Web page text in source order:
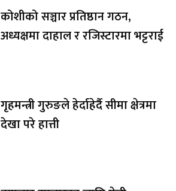
कोशीको सञ्चार प्रतिष्ठान गठन,
अध्यक्षमा दाहाल र रजिस्टारमा भट्टराई
गृहमन्त्री गुरुङले हेर्दाहेर्दै सीमा क्षेत्रमा
देखा परे हात्ती